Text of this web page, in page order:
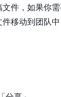
件，如果你
移动到团队中